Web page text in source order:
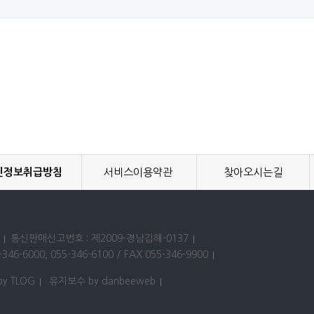
정보취급방침 서비스이용약관 찾아오시는길
통신판매신고번호 : 제2009-경남김해-0137
346-6000, 055-346-6100 / FAX 055-346-9900
TLOG 유지보수 by danbeeweb